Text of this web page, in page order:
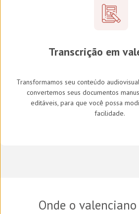
Transcrição em
Transformamos seu conteúdo
convertemos seus documentos
editáveis, para que você possa
facilidade.
Onde o